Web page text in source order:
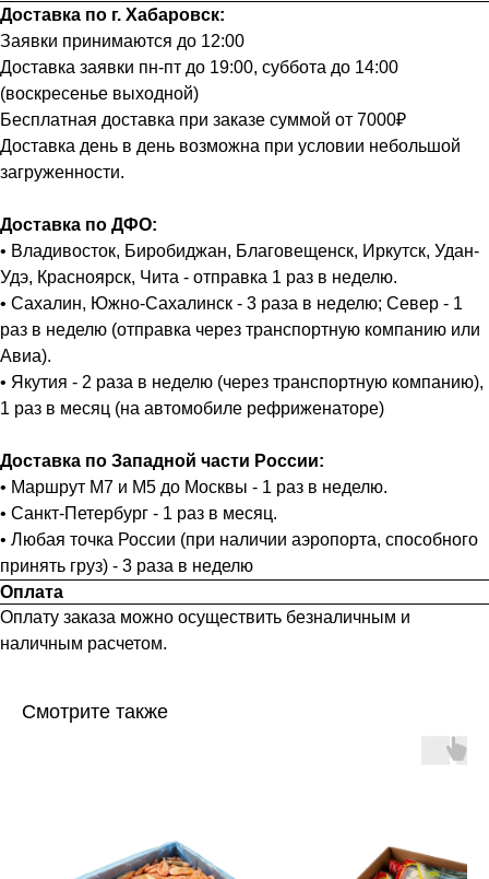
Доставка по г. Хабаровск:
Заявки принимаются до 12:00
Доставка заявки пн-пт до 19:00, суббота до 14:00
(воскресенье выходной)
Бесплатная доставка при заказе суммой от 7000₽
Доставка день в день возможна при условии небольшой
загруженности.
Доставка по ДФО:
• Владивосток, Биробиджан, Благовещенск, Иркутск, Удан-
Удэ, Красноярск, Чита - отправка 1 раз в неделю.
• Сахалин, Южно-Сахалинск - 3 раза в неделю; Север - 1
раз в неделю (отправка через транспортную компанию или
Авиа).
• Якутия - 2 раза в неделю (через транспортную компанию),
1 раз в месяц (на автомобиле рефриженаторе)
Доставка по Западной части России:
• Маршрут М7 и М5 до Москвы - 1 раз в неделю.
• Санкт-Петербург - 1 раз в месяц.
• Любая точка России (при наличии аэропорта, способного
принять груз) - 3 раза в неделю
Оплата
Оплату заказа можно осуществить безналичным и
наличным расчетом.
Смотрите также